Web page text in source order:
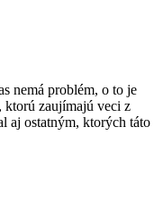
nemá problém, o to je
ktorú zaujímajú veci z
aj ostatným, ktorých táto